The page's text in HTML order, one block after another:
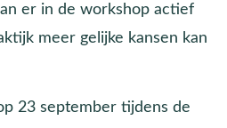
er in de workshop actief
meer gelijke kansen kan
23 september tijdens de